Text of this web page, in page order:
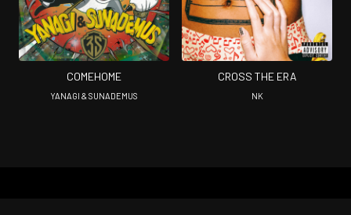
COMEHOME
YANAGI & SUNADEMUS
CROSS THE ERA
NK